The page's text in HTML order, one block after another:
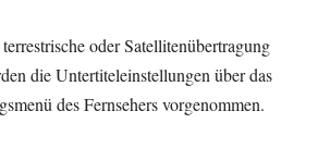
oder Satellitenübertragung
die Untertiteleinstellungen über das
des Fernsehers vorgenommen.